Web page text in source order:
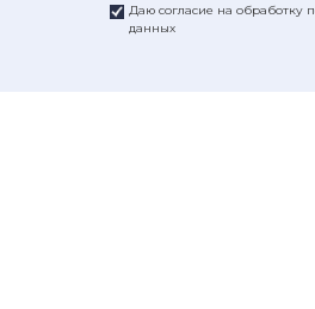
Даю согласие на обработку
данных